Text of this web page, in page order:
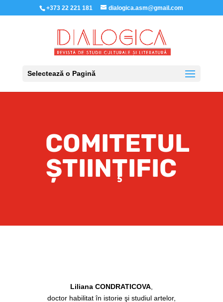
+373 22 221 181 dialogica.asm@gmail.com
Selectează o Pagină
COMITETUL
ŞTIINŢIFIC
Liliana CONDRATICOVA,
doctor habilitat în istorie şi studiul artelor,